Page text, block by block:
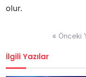
olur.
« Önceki
İlgili Yazılar